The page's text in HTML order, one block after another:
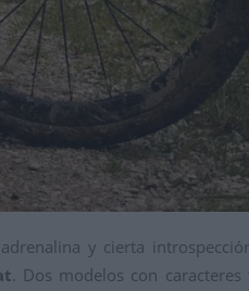
y cierta
. Dos modelos con caracteres